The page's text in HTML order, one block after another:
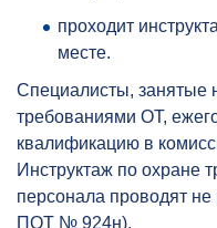
проходит
месте.
Специалисты, занятые
требованиями ОТ,
квалификацию в
Инструктаж по охране
персонала проводят
ПОТ № 924н).